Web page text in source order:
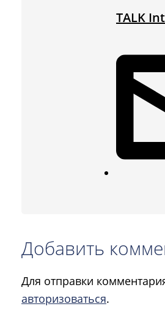
TALK
Добавить
Для отправки
авторизоваться.